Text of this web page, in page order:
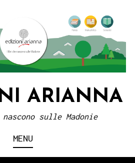
ARIANNA
sulle Madonie
MENU